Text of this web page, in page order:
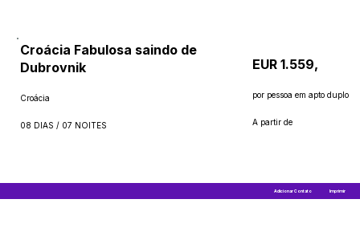
Adicionar Contato Imprimir
Croácia Fabulosa saindo de
Dubrovnik
Croácia
08 DIAS / 07 NOITES A partir de
EUR 1.559,
por pessoa em apto duplo